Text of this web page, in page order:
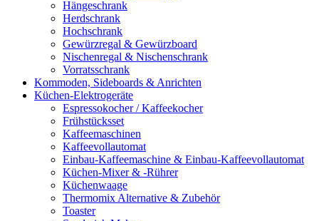
Hängeschrank
Herdschrank
Hochschrank
Gewürzregal & Gewürzboard
Nischenregal & Nischenschrank
Vorratsschrank
Kommoden, Sideboards & Anrichten
Küchen-Elektrogeräte
Espressokocher / Kaffeekocher
Frühstücksset
Kaffeemaschinen
Kaffeevollautomat
Einbau-Kaffeemaschine & Einbau-Kaffeevollautomat
Küchen-Mixer & -Rührer
Küchenwaage
Thermomix Alternative & Zubehör
Toaster